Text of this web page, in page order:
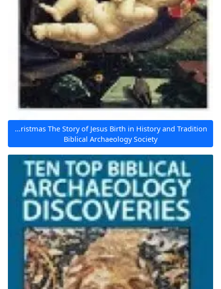
The First Christmas The Story of Jesus Birth in History and Tradition
Biblical Archaeology Society